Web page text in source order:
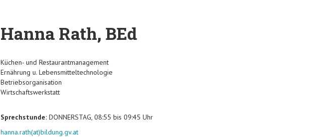
Hanna Rath, BEd
Küchen- und Restaurantmanagement
Ernährung u. Lebensmitteltechnologie
Betriebsorganisation
Wirtschaftswerkstatt
Sprechstunde: DONNERSTAG, 08:55 bis 09:45 Uhr
hanna.rath(at)bildung.gv.at